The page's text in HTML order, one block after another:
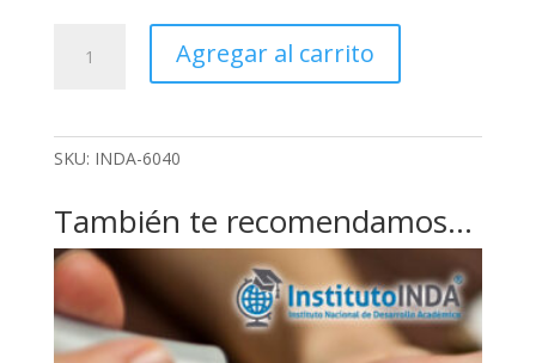
cantidad
Agregar al carrito
SKU: INDA-6040
También te recomendamos…